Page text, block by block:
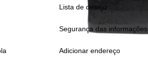
Lista de desejo
Segurança das informações
Adicionar endereço